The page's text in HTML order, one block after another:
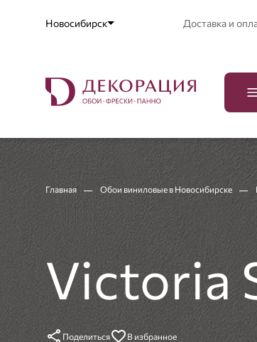
Новосибирск Доставка и
Главная Обои виниловые в Новосибирске
Victoria
Поделиться В избранное